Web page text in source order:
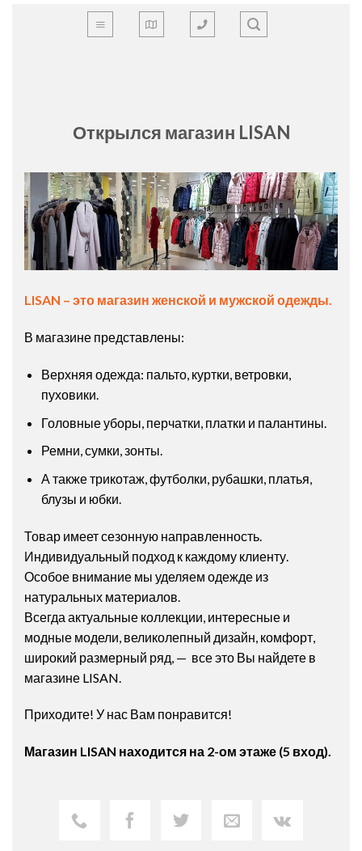
Открылся магазин LISAN
LISAN – это магазин женской и мужской одежды.
В магазине представлены:
Верхняя одежда: пальто, куртки, ветровки,
пуховики.
Головные уборы, перчатки, платки и палантины.
Ремни, сумки, зонты.
А также трикотаж, футболки, рубашки, платья,
блузы и юбки.
Товар имеет сезонную направленность.
Индивидуальный подход к каждому клиенту.
Особое внимание мы уделяем одежде из
натуральных материалов.
Всегда актуальные коллекции, интересные и
модные модели, великолепный дизайн, комфорт,
широкий размерный ряд, — все это Вы найдете в
магазине LISAN.
Приходите! У нас Вам понравится!
Магазин LISAN находится на 2-ом этаже (5 вход).